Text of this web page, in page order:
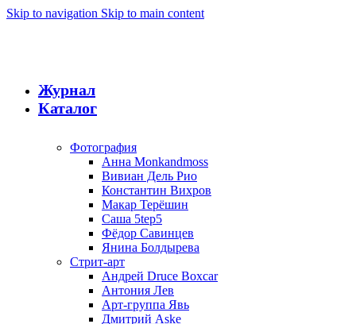
Skip to navigation Skip to main content
Журнал
Каталог
Фотография
Анна Monkandmoss
Вивиан Дель Рио
Константин Вихров
Макар Терёшин
Саша 5tep5
Фёдор Савинцев
Янина Болдырева
Стрит-арт
Андрей Druce Boxcar
Антония Лев
Арт-группа Явь
Дмитрий Aske